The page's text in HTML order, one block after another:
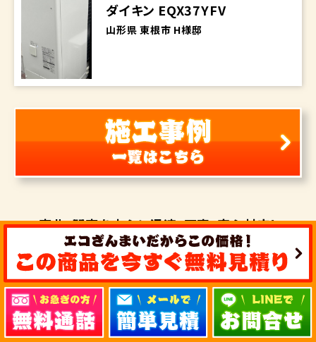
ダイキン EQX37YFV
山形県 東根市 H様邸
東北・関東を中心に迅速・丁寧・安心対応！
エコキュート・IHクッキングヒーター・
オール電化を
ご検討の方は気軽にお問い合せ下さい！